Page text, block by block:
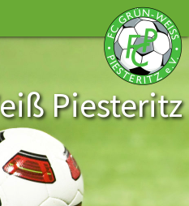
Piesteritz